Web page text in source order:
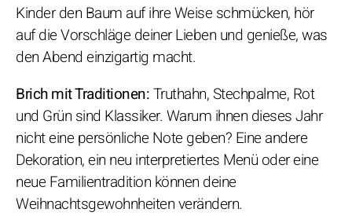
Kinder den Baum auf ihre Weise schmücken, hör
auf die Vorschläge deiner Lieben und genieße, was
den Abend einzigartig macht.
Brich mit Traditionen:Truthahn, Stechpalme, Rot
und Grün sind Klassiker. Warum ihnen dieses Jahr
nicht eine persönliche Note geben? Eine andere
Dekoration, ein neu interpretiertes Menü oder eine
neue Familientradition können deine
Weihnachtsgewohnheiten verändern.